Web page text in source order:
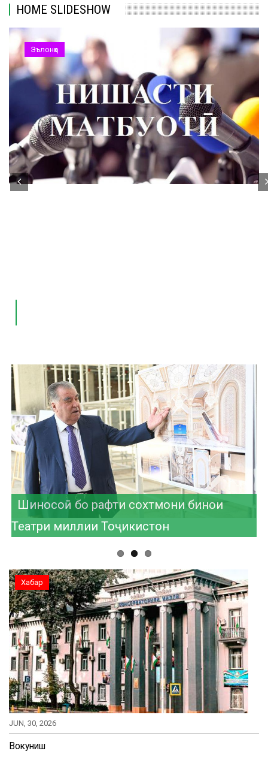
HOME SLIDESHOW
Эълонҳо
Рӯйдоди таърихӣ дар рушди ҳамкориҳои
фарҳангию таълимӣ
Шиносоӣ бо рафти сохтмони бинои
Театри миллии Тоҷикистон
Унвон муборак!
Хабар
JUN, 30, 2026
Вокуниш